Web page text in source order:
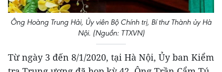
Ông Hoàng Trung Hải, Ủy viên Bộ Chính trị, Bí thư Thành ủy Hà
Nội. (Nguồn: TTXVN)
Từ ngày 3 đến 8/1/2020, tại Hà Nội, Ủy ban Kiểm